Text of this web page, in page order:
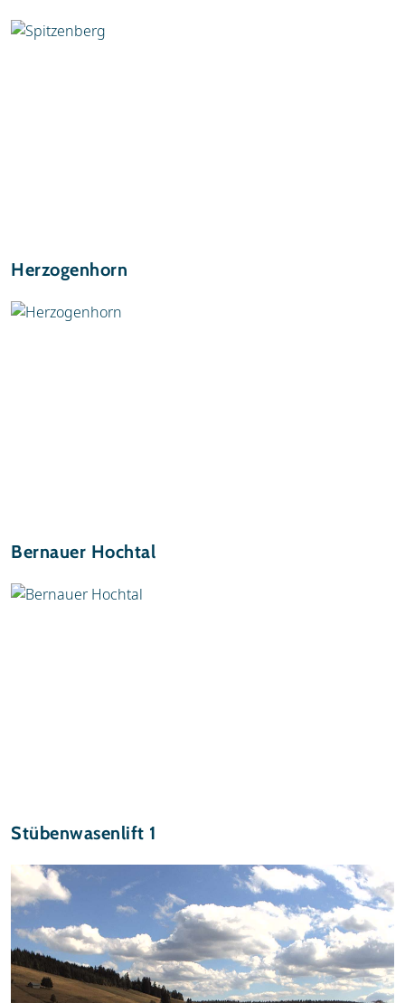
Herzogenhorn
Bernauer Hochtal
Stübenwasenlift 1